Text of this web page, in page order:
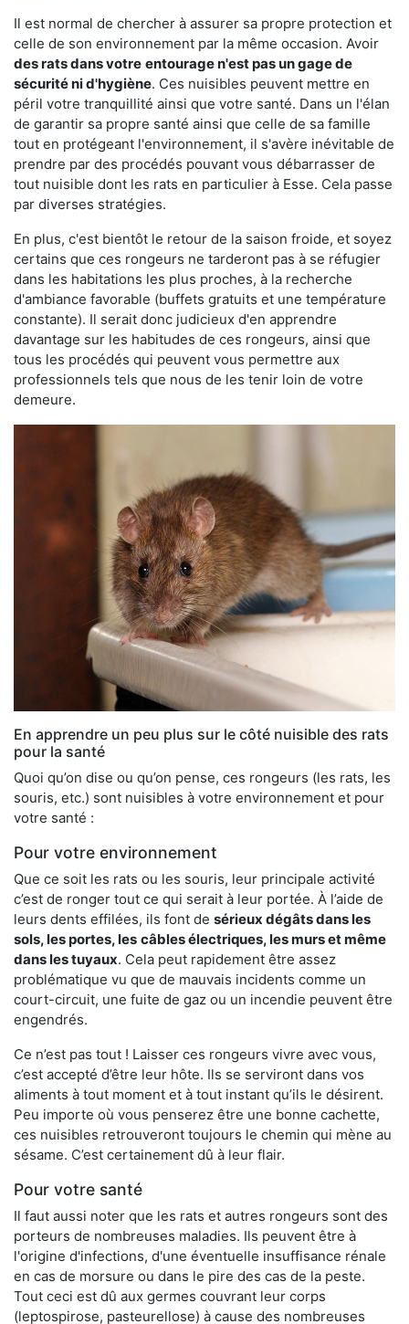
Il est normal de chercher à assurer sa propre protection et
celle de son environnement par la même occasion. Avoir
des rats dans votre entourage n'est pas un gage de
sécurité ni d'hygiène. Ces nuisibles peuvent mettre en
péril votre tranquillité ainsi que votre santé. Dans un l'élan
de garantir sa propre santé ainsi que celle de sa famille
tout en protégeant l'environnement, il s'avère inévitable de
prendre par des procédés pouvant vous débarrasser de
tout nuisible dont les rats en particulier à Esse. Cela passe
par diverses stratégies.
En plus, c'est bientôt le retour de la saison froide, et soyez
certains que ces rongeurs ne tarderont pas à se réfugier
dans les habitations les plus proches, à la recherche
d'ambiance favorable (buffets gratuits et une température
constante). Il serait donc judicieux d'en apprendre
davantage sur les habitudes de ces rongeurs, ainsi que
tous les procédés qui peuvent vous permettre aux
professionnels tels que nous de les tenir loin de votre
demeure.
En apprendre un peu plus sur le côté nuisible des rats
pour la santé
Quoi qu’on dise ou qu’on pense, ces rongeurs (les rats, les
souris, etc.) sont nuisibles à votre environnement et pour
votre santé :
Pour votre environnement
Que ce soit les rats ou les souris, leur principale activité
c’est de ronger tout ce qui serait à leur portée. À l’aide de
leurs dents effilées, ils font de sérieux dégâts dans les
sols, les portes, les câbles électriques, les murs et même
dans les tuyaux. Cela peut rapidement être assez
problématique vu que de mauvais incidents comme un
court-circuit, une fuite de gaz ou un incendie peuvent être
engendrés.
Ce n’est pas tout ! Laisser ces rongeurs vivre avec vous,
c’est accepté d’être leur hôte. Ils se serviront dans vos
aliments à tout moment et à tout instant qu’ils le désirent.
Peu importe où vous penserez être une bonne cachette,
ces nuisibles retrouveront toujours le chemin qui mène au
sésame. C’est certainement dû à leur flair.
Pour votre santé
Il faut aussi noter que les rats et autres rongeurs sont des
porteurs de nombreuses maladies. Ils peuvent être à
l'origine d'infections, d'une éventuelle insuffisance rénale
en cas de morsure ou dans le pire des cas de la peste.
Tout ceci est dû aux germes couvrant leur corps
(leptospirose, pasteurellose) à cause des nombreuses